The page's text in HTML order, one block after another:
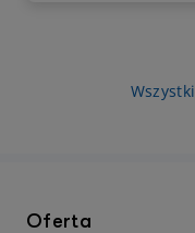
kleszczowe
spadają z drzew,
najczęściej bytują
niskiej roślinności,
Oferta